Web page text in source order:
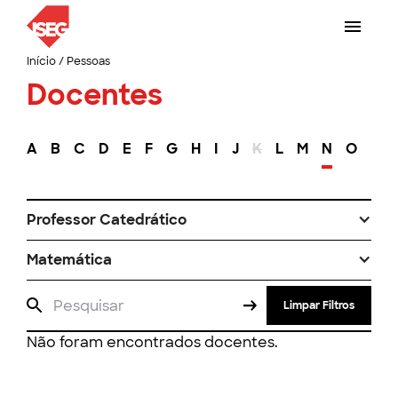
Início/ Pessoas
Docentes
A B C D E F G H I J K L M N O
Professor Catedrático
Matemática
Limpar Filtros
Não foram encontrados docentes.